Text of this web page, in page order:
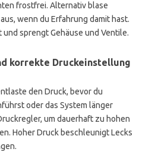
frostfrei. Alternativ blase
wenn du Erfahrung damit hast.
sprengt Gehäuse und Ventile.
korrekte Druckeinstellung
den Druck, bevor du
oder das System länger
um dauerhaft zu hohen
Hoher Druck beschleunigt Lecks